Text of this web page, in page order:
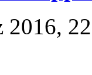
2016,